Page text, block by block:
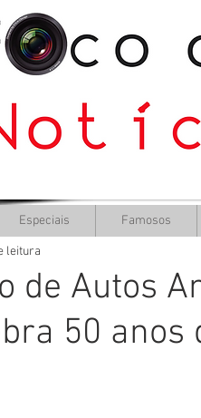
de Autos
50 anos
leitura
Especiais Famosos